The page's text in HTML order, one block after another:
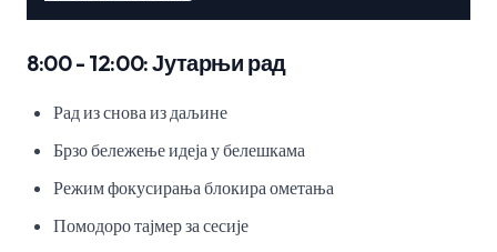
8:00 - 12:00: Јутарњи рад
Рад из снова из даљине
Брзо бележење идеја у белешкама
Режим фокусирања блокира ометања
Помодоро тајмер за сесије